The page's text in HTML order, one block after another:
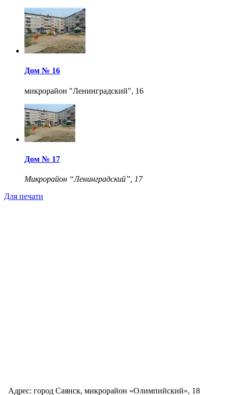
Дом № 16
микрорайон "Ленинградский", 16
Дом № 17
Микрорайон “Ленинградский”, 17
Для печати
Адрес: город Саянск, микрорайон «Олимпийский», 18